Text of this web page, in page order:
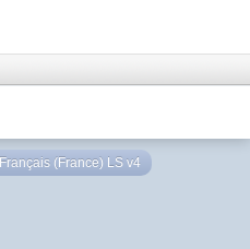
Français (France) LS v4